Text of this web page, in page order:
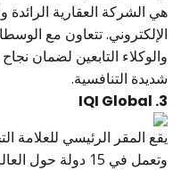
هي الشركة العقارية الرائدة
الإلكتروني. تتعاون مع
والوكلاء التابعين لضمان
شديدة التنافسية.
3. IQI Global
يقع المقر الرئيسي للعلامة